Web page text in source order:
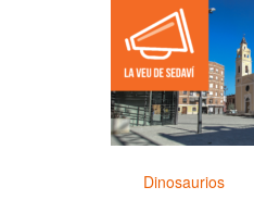
Dinosaurios